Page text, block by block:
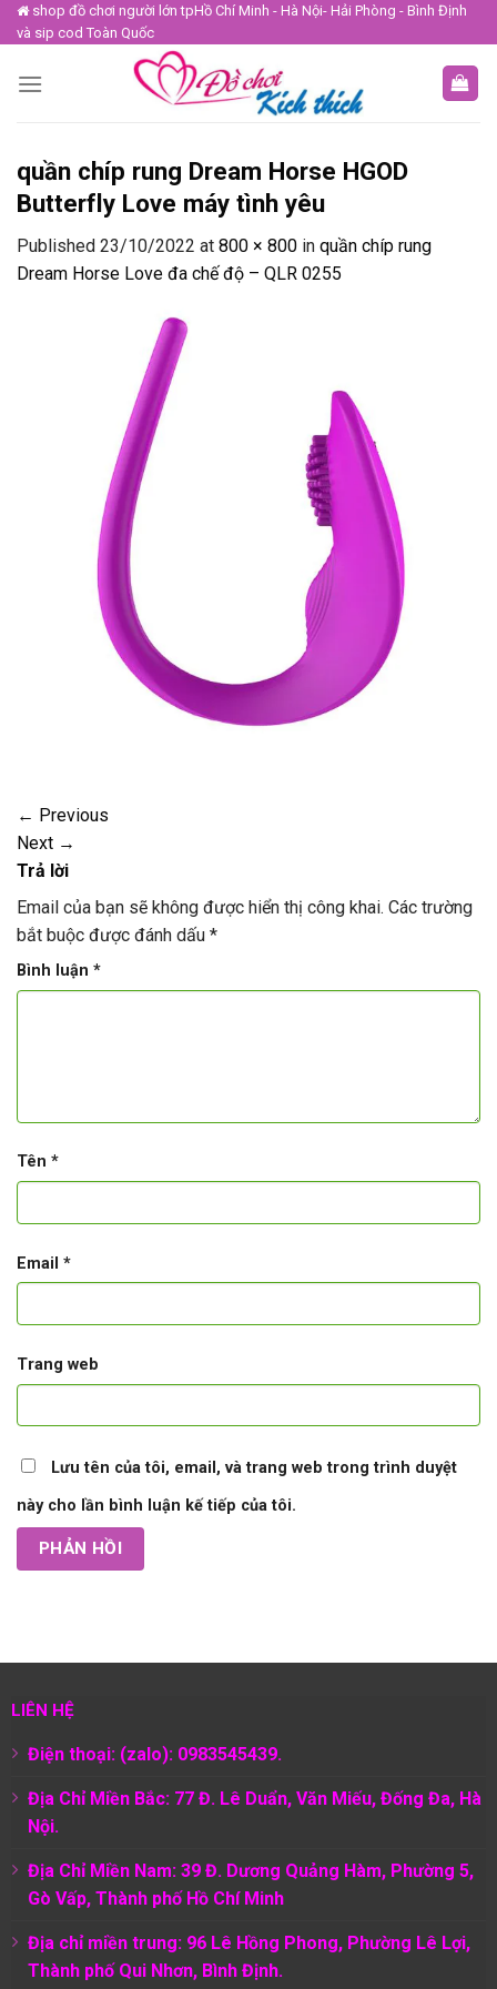
Skip
to
shop đồ chơi người lớn tpHồ Chí Minh - Hà Nội- Hải Phòng - Bình Định
và sip cod Toàn Quốc
quần chíp rung Dream Horse HGOD
Butterfly Love máy tình yêu
Published 23/10/2022 at 800 × 800 in quần chíp rung
Dream Horse Love đa chế độ – QLR 0255
← Previous
Next →
Trả lời
Email của bạn sẽ không được hiển thị công khai. Các trường
bắt buộc được đánh dấu *
Bình luận *
Tên *
Email *
Trang web
Lưu tên của tôi, email, và trang web trong trình duyệt
này cho lần bình luận kế tiếp của tôi.
LIÊN HỆ
Điện thoại: (zalo): 0983545439.
Địa Chỉ Miền Bắc: 77 Đ. Lê Duẩn, Văn Miếu, Đống Đa, Hà
Nội.
Địa Chỉ Miền Nam: 39 Đ. Dương Quảng Hàm, Phường 5,
Gò Vấp, Thành phố Hồ Chí Minh
Địa chỉ miền trung: 96 Lê Hồng Phong, Phường Lê Lợi,
Thành phố Qui Nhơn, Bình Định.